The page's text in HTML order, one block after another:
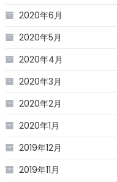
2020年6月
2020年5月
2020年4月
2020年3月
2020年2月
2020年1月
2019年12月
2019年11月